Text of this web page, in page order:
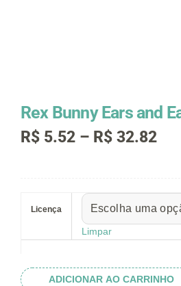
Rex Bunny Ears and
R$ 5.52 – R$ 32.82
R$
Licença
Limpar
Ears
quantidadeADICIONAR AO CARRINHO